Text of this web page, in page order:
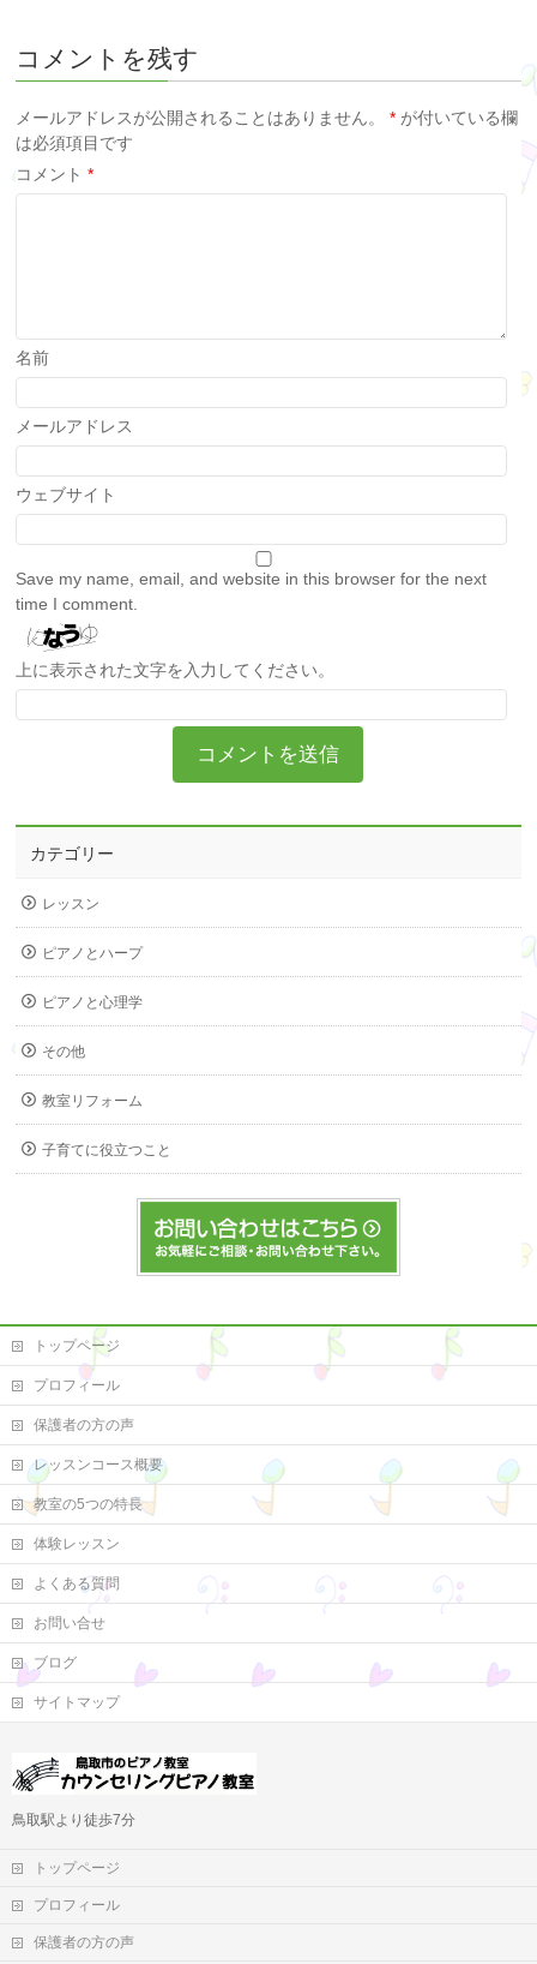
コメントを残す
メールアドレスが公開されることはありません。 * が付いている欄
は必須項目です
コメント*
名前
メールアドレス
ウェブサイト
Save my name, email, and website in this browser for the next
time I comment.
上に表示された文字を入力してください。
カテゴリー
レッスン
ピアノとハープ
ピアノと心理学
その他
教室リフォーム
子育てに役立つこと
トップページ
プロフィール
保護者の方の声
レッスンコース概要
教室の5つの特長
体験レッスン
よくある質問
お問い合せ
ブログ
サイトマップ
鳥取駅より徒歩7分
トップページ
プロフィール
保護者の方の声